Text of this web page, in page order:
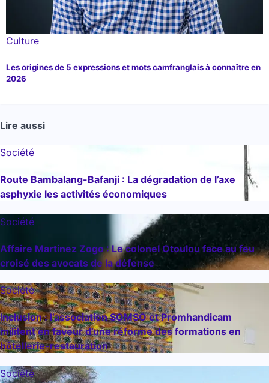
Culture
Les origines de 5 expressions et mots camfranglais à connaître en
2026
Lire aussi
Société
Route Bambalang-Bafanji : La dégradation de l’axe
asphyxie les activités économiques
Société
Affaire Martinez Zogo : Le colonel Otoulou face au feu
croisé des avocats de la défense
Société
Inclusion : l’association SOMSO et Promhandicam
militent en faveur d’une réforme des formations en
hôtellerie-restauration
Société